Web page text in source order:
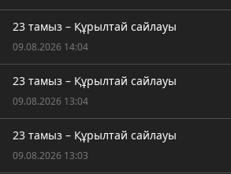
23 тамыз – Құрылтай сайлауы
09.08.2026 14:04
23 тамыз – Құрылтай сайлауы
09.08.2026 13:04
23 тамыз – Құрылтай сайлауы
09.08.2026 13:03